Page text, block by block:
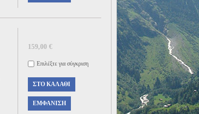
159,00 €
Επιλέξτε για σύγκριση
ΣΤΟ ΚΑΛΆΘΙ
ΕΜΦΆΝΙΣΗ